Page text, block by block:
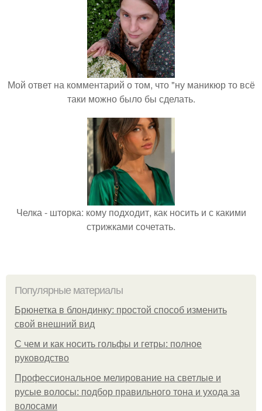
Мой ответ на комментарий о том, что "ну маникюр то всё
таки можно было бы сделать.
Челка - шторка: кому подходит, как носить и с какими
стрижками сочетать.
Популярные материалы
Брюнетка в блондинку: простой способ изменить
свой внешний вид
С чем и как носить гольфы и гетры: полное
руководство
Профессиональное мелирование на светлые и
русые волосы: подбор правильного тона и ухода за
волосами